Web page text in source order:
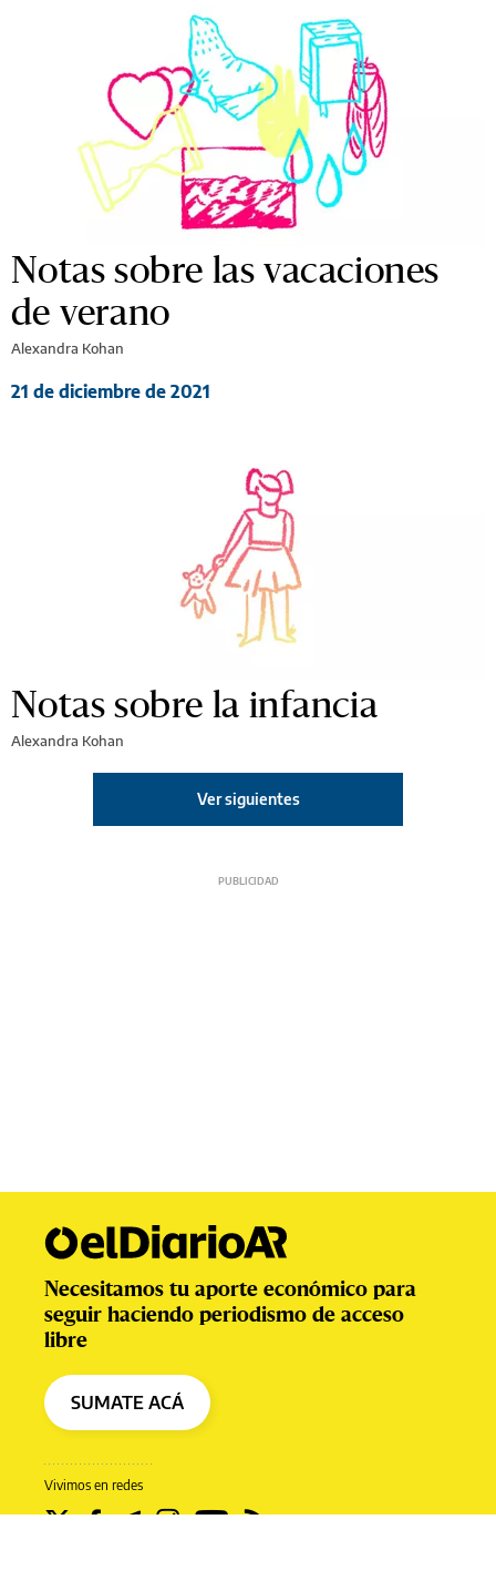
Notas sobre las vacaciones
de verano
Alexandra Kohan
21 de diciembre de 2021
Notas sobre la infancia
Alexandra Kohan
Ver siguientes
Vivimos en redes
Necesitamos tu aporte económico para
seguir haciendo periodismo de acceso
libre
SUMATE ACÁ